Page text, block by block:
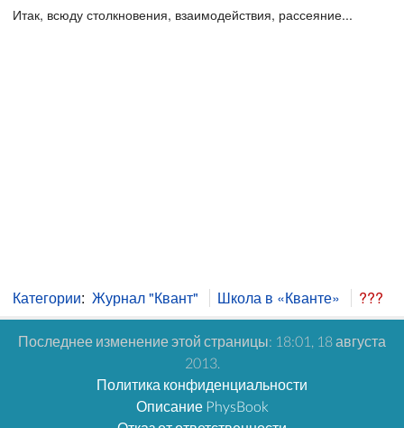
Итак, всюду столкновения, взаимодействия, рассеяние...
Категории: Журнал "Квант" Школа в «Кванте» ???
Последнее изменение этой страницы: 18:01, 18 августа
2013.
Политика конфиденциальности
Описание PhysBook